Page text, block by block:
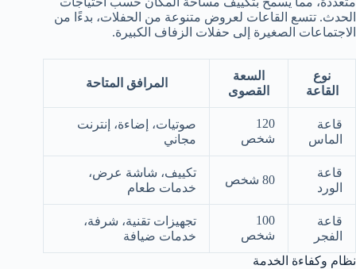
الحدث. تتسع القاعات لعروض متنوعة من الحفلات، بدءًا من
الاجتماعات الصغيرة إلى حفلات الزفاف الكبيرة.
نوع
القاعة
السعة
القصوى
المرافق المتاحة
قاعة
الماس
120
شخص
صوتيات، إضاءة، إنترنت
مجاني
قاعة
الورد
80 شخص
تكييف، شاشة عرض،
خدمات طعام
قاعة
الفجر
100
شخص
تجهيزات تقنية، شرفة،
خدمات ضيافة
نظام وكفاءة الخدمة